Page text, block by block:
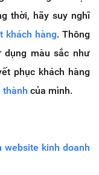
thời, hãy suy nghĩ
khách hàng. Thông
dụng màu sắc như
phục khách hàng
thành của mình.
website kinh doanh